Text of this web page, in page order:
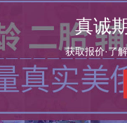
真诚
获取报价·了